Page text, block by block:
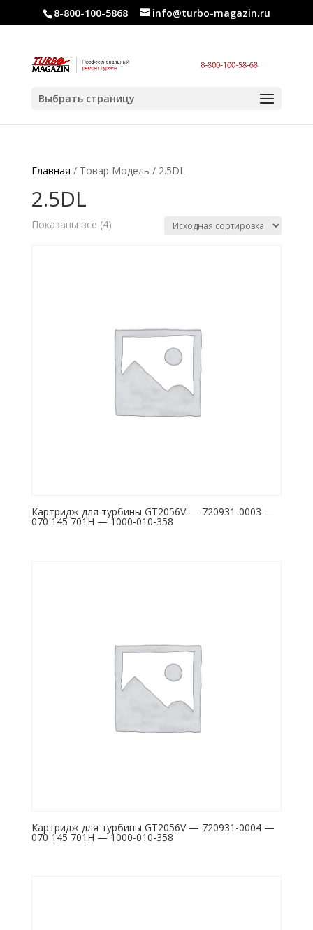
8-800-100-5868 info@turbo-magazin.ru
Выбрать страницу
Главная / Товар Модель / 2.5DL
2.5DL
Показаны все (4)
Картридж для турбины GT2056V — 720931-0003 —
070 145 701H — 1000-010-358
Картридж для турбины GT2056V — 720931-0004 —
070 145 701H — 1000-010-358